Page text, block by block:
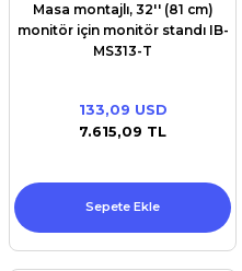
Masa montajlı, 32'' (81 cm)
monitör için monitör standı IB-
MS313-T
133,09 USD
7.615,09 TL
Sepete Ekle